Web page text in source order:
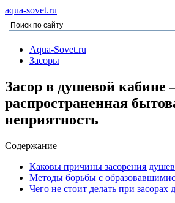
aqua-sovet.ru
Aqua-Sovet.ru
Засоры
Засор в душевой кабине
распространенная
неприятность
Содержание
Каковы причины засорения
Методы борьбы с
Чего не стоит делать при